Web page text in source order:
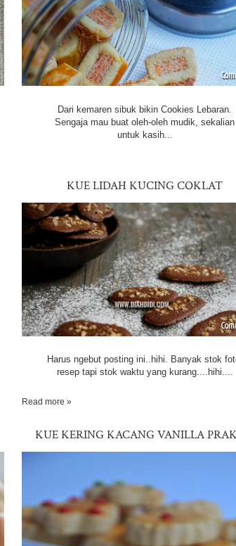
Dari kemaren sibuk bikin Cookies Lebaran.
Sengaja mau buat oleh-oleh mudik, sekalian
untuk kasih...
KUE LIDAH KUCING COKLAT
Harus ngebut posting ini..hihi. Banyak stok
resep tapi stok waktu yang kurang....hihi....
Read more »
KUE KERING KACANG VANILLA